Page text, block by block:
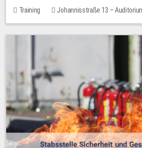
Training
Johannisstraße 13 –
1 place
30.00 EUR